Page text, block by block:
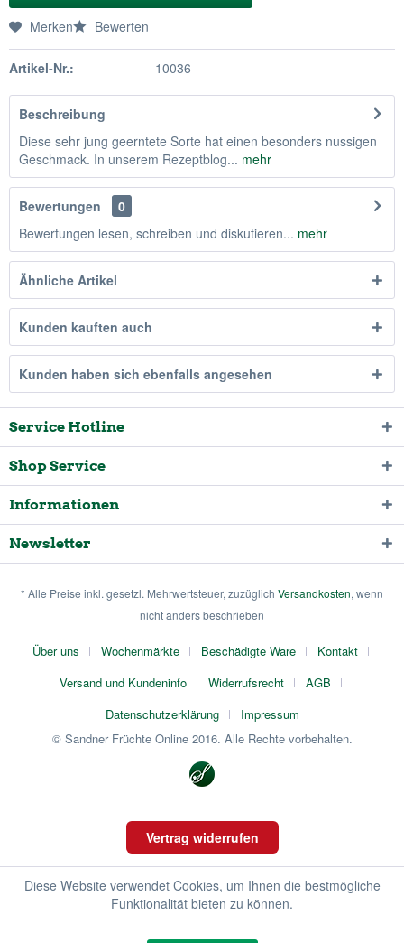
Merken Bewerten
Artikel-Nr.: 10036
Beschreibung
Diese sehr jung geerntete Sorte hat einen besonders nussigen
Geschmack. In unserem Rezeptblog... mehr
Bewertungen
0
Bewertungen lesen, schreiben und diskutieren... mehr
Ähnliche Artikel
Kunden kauften auch
Kunden haben sich ebenfalls angesehen
Service Hotline
Shop Service
Informationen
Newsletter
* Alle Preise inkl. gesetzl. Mehrwertsteuer, zuzüglich Versandkosten, wenn
nicht anders beschrieben
Über uns Wochenmärkte Beschädigte Ware
Kontakt
Versand und Kundeninfo
Widerrufsrecht
AGB
Datenschutzerklärung
Impressum
© Sandner Früchte Online 2016. Alle Rechte vorbehalten.
Vertrag widerrufen
Diese Website verwendet Cookies, um Ihnen die bestmögliche
Funktionalität bieten zu können.